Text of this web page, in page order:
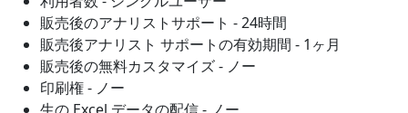
販売後のアナリストサポート - 24時間
販売後アナリスト サポートの有効期間 - 1ヶ月
販売後の無料カスタマイズ - ノー
印刷権 - ノー